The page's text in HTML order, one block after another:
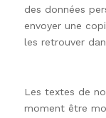
des données
envoyer une
les retrouver
Les textes de
moment être